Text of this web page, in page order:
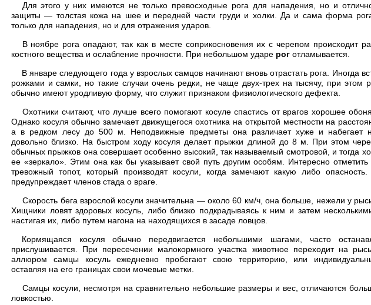
Для этого у них имеются не только превосходные рога для нападения, но и
защиты — толстая кожа на шее и передней части груди и холки. Да и сама форма
только для нападения, но и для отражения ударов.
В ноябре рога опадают, так как в месте соприкосновения их с черепом происходит
костного вещества и ослабление прочности. При небольшом ударе рог отламывается.
В январе следующего года у взрослых самцов начинают вновь отрастать рога. Иногда
рожками и самки, но такие случаи очень редки, не чаще двух-трех на тысячу, при этом
обычно имеют уродливую форму, что служит признаком физиологического дефекта.
Охотники считают, что лучше всего помогают косуле спастись от врагов хорошее
Однако косуля обычно замечает движущегося охотника на открытой местности на
а в редком лесу до 500 м. Неподвижные предметы она различает хуже и набегает
довольно близко. На быстром ходу косуля делает прыжки длиной до 8 м. При этом
обычных прыжков она совершает особенно высокий, так называемый смотровой, и тогда
ее «зеркало». Этим она как бы указывает свой путь другим особям. Интересно отметить
тревожный топот, который производят косули, когда замечают какую либо
предупреждает членов стада о враге.
Скорость бега взрослой косули значительна — около 60 км/ч, она больше, нежели у
Хищники ловят здоровых косуль, либо близко подкрадываясь к ним и затем
настигая их, либо путем нагона на находящихся в засаде ловцов.
Кормящаяся косуля обычно передвигается небольшими шагами, часто
прислушивается. При пересечении малокормного участка животное переходит на
аллюром самцы косуль ежедневно пробегают свою территорию, или
оставляя на его границах свои мочевые метки.
Самцы косули, несмотря на сравнительно небольшие размеры и вес, отличаются
ловкостью.